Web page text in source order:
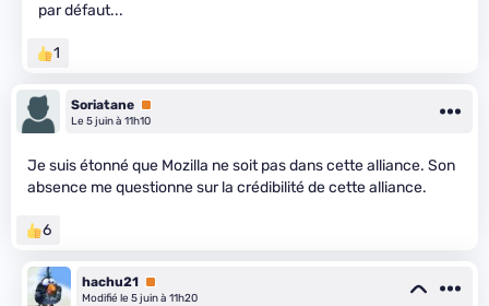
par défaut...
1
Soriatane Premium
Le 5 juin à 11h10
Je suis étonné que Mozilla ne soit pas dans cette alliance. Son
absence me questionne sur la crédibilité de cette alliance.
6
hachu21 Premium
Modifié le 5 juin à 11h20